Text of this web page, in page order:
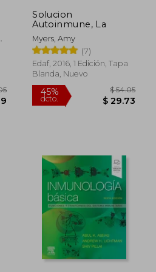
Solucion
Autoinmune, La
Myers, Amy
(7)
Edaf, 2016, 1 Edición, Tapa
Blanda, Nuevo